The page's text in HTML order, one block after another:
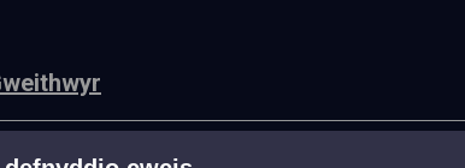
Port